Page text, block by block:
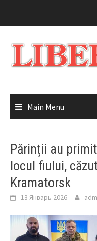
Main Menu
Părinții au
locul fiului,
Kramatorsk
13 Январь 2026